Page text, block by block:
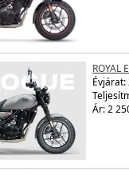
ROYAL
Évjárat:
Ár: 2